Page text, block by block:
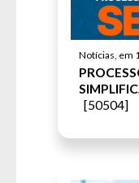
Notícias, em
[50504]